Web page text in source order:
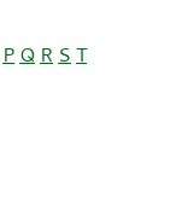
P Q R S T